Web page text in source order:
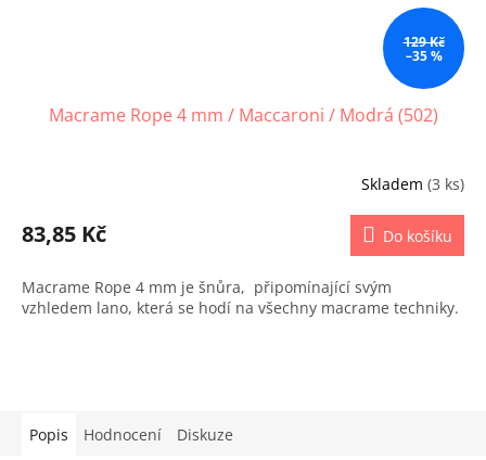
129 Kč
–35 %
Macrame Rope 4 mm / Maccaroni / Modrá (502)
Skladem (3 ks)
83,85 Kč Do košíku
Macrame Rope 4 mm je šnůra, připomínající svým
vzhledem lano, která se hodí na všechny macrame techniky.
Popis Hodnocení Diskuze